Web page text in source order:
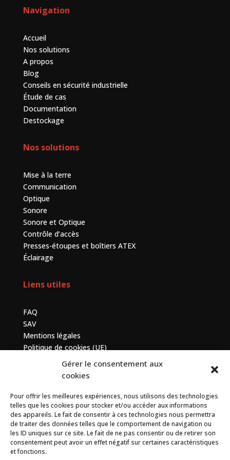
Gérer le consentement aux
cookies
Pour offrir les meilleures expériences, nous utilisons des technologies
telles que les cookies pour stocker et/ou accéder aux informations
des appareils. Le fait de consentir à ces technologies nous permettra
de traiter des données telles que le comportement de navigation ou
les ID uniques sur ce site. Le fait de ne pas consentir ou de retirer son
consentement peut avoir un effet négatif sur certaines caractéristiques
et fonctions.
Navigation
Accueil
Nos solutions
A propos
Blog
Conseils en sécurité industrielle
Étude de cas
Documentation
Destockage
Nos solutions
Mise à la terre
Communication
Optique
Sonore
Sonore et Optique
Contrôle d’accès
Presses-étoupes et boîtiers ATEX
Éclairage
Liens utiles
FAQ
SAV
Mentions légales
Politique de cookies (UE)
Contactez-nous
7 bis avenue de la Baltique, ZA de Courtabœuf, 91140
Villebon sur Yvette
+33 (0) 1 69 75 20 90